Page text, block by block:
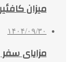
میزان
۱۴۰۴/۰۹/۳۰
مزایای